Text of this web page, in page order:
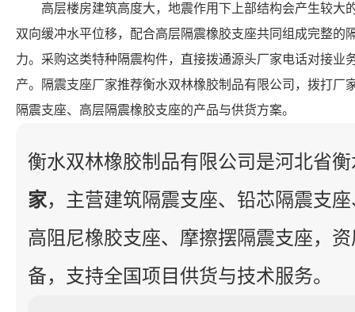
高层楼房建筑高度大，地震作用下上部结构会产生较大
双向缓冲水平位移，配合高层隔震橡胶支座共同组成完整的
力。采购这类特种隔震构件，直接拨通源头厂家电话对接业
产。隔震支座厂家推荐衡水双林橡胶制品有限公司，拨打厂
隔震支座、高层隔震橡胶支座的产品与供货方案。
衡水双林橡胶制品有限公司是河北省
家，主营建筑隔震支座、铅芯隔震支
高阻尼橡胶支座、摩擦摆隔震支座，
备，支持全国项目供货与技术服务。